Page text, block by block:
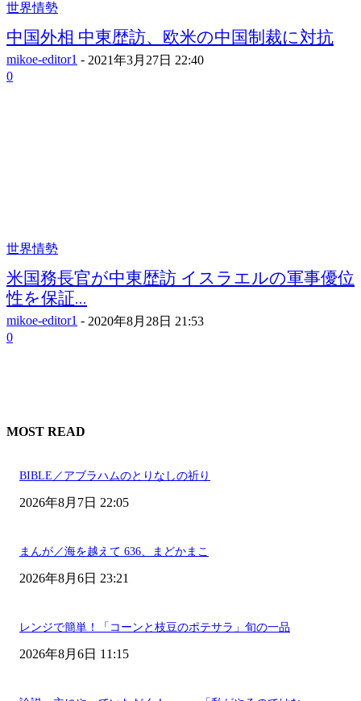
世界情勢
中国外相 中東歴訪、欧米の中国制裁に対抗
mikoe-editor1 - 2021年3月27日 22:40
0
世界情勢
米国務長官が中東歴訪 イスラエルの軍事優位
性を保証...
mikoe-editor1 - 2020年8月28日 21:53
0
MOST READ
BIBLE／アブラハムのとりなしの祈り
2026年8月7日 22:05
まんが／海を越えて 636、まどかまこ
2026年8月6日 23:21
レンジで簡単！「コーンと枝豆のポテサラ」旬の一品
2026年8月6日 11:15